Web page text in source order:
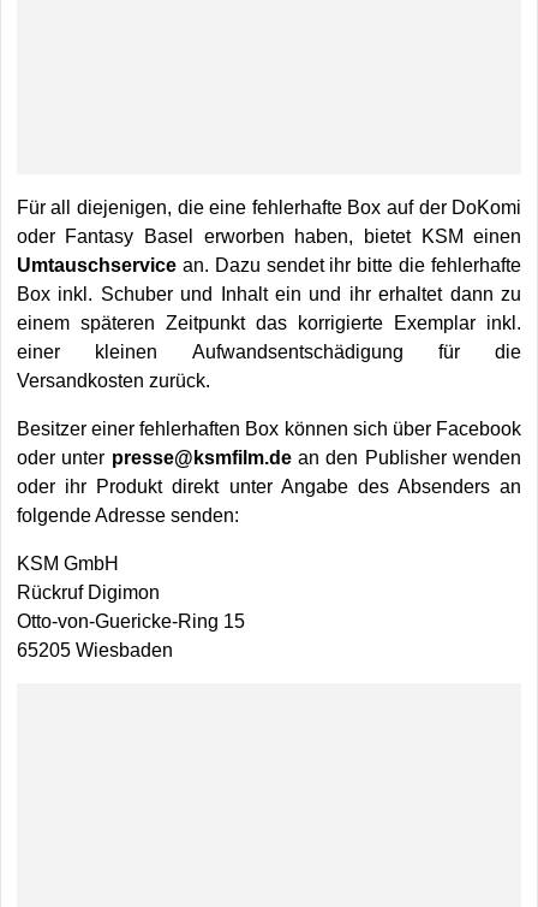
Für all diejenigen, die eine fehlerhafte Box auf der DoKomi
oder Fantasy Basel erworben haben, bietet KSM einen
Umtauschservicean. Dazu sendet ihr bitte die fehlerhafte
Box inkl. Schuber und Inhalt ein und ihr erhaltet dann zu
einem späteren Zeitpunkt das korrigierte Exemplar inkl.
einer kleinen Aufwandsentschädigung für die
Versandkosten zurück.
Besitzer einer fehlerhaften Box können sich über Facebook
oder unter presse@ksmfilm.dean den Publisher wenden
oder ihr Produkt direkt unter Angabe des Absenders an
folgende Adresse senden:
KSM GmbH
Rückruf Digimon
Otto-von-Guericke-Ring 15
65205 Wiesbaden